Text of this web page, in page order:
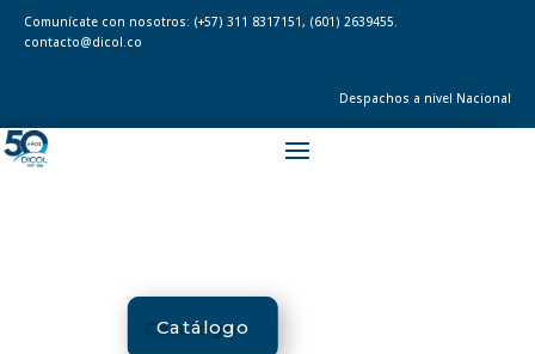
Comunícate con nosotros: (+57) 311 8317151, (601) 2639455.
contacto@dicol.co
Despachos a nivel Nacional
Catálogo